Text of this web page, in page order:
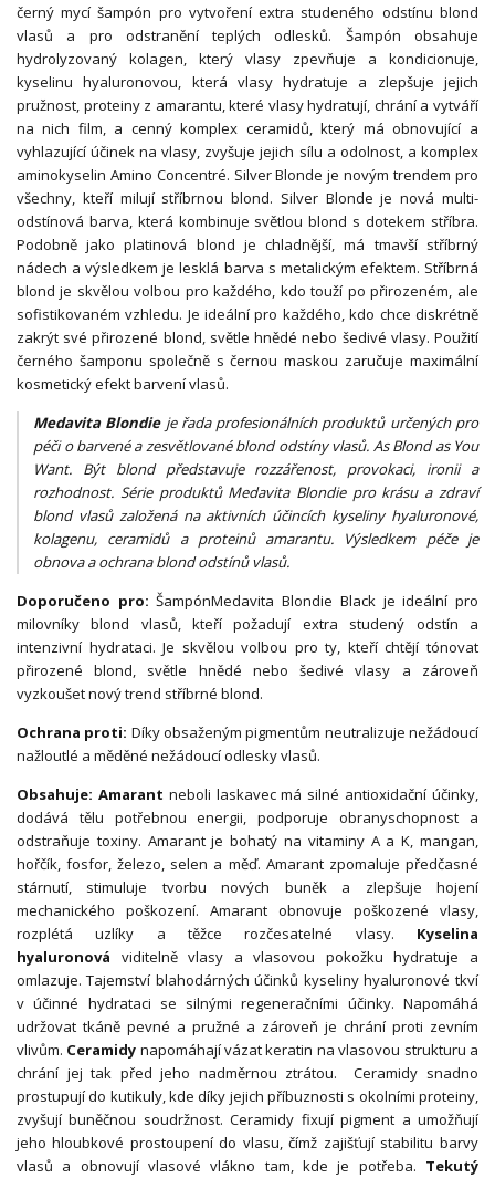
černý mycí šampón pro vytvoření extra studeného odstínu blond
vlasů a pro odstranění teplých odlesků. Šampón obsahuje
hydrolyzovaný kolagen, který vlasy zpevňuje a kondicionuje,
kyselinu hyaluronovou, která vlasy hydratuje a zlepšuje jejich
pružnost, proteiny z amarantu, které vlasy hydratují, chrání a vytváří
na nich film, a cenný komplex ceramidů, který má obnovující a
vyhlazující účinek na vlasy, zvyšuje jejich sílu a odolnost, a komplex
aminokyselin Amino Concentré. Silver Blonde je novým trendem pro
všechny, kteří milují stříbrnou blond. Silver Blonde je nová multi-
odstínová barva, která kombinuje světlou blond s dotekem stříbra.
Podobně jako platinová blond je chladnější, má tmavší stříbrný
nádech a výsledkem je lesklá barva s metalickým efektem. Stříbrná
blond je skvělou volbou pro každého, kdo touží po přirozeném, ale
sofistikovaném vzhledu. Je ideální pro každého, kdo chce diskrétně
zakrýt své přirozené blond, světle hnědé nebo šedivé vlasy. Použití
černého šamponu společně s černou maskou zaručuje maximální
kosmetický efekt barvení vlasů.
Medavita Blondieje řada profesionálních produktů určených pro
péči o barvené a zesvětlované blond odstíny vlasů. As Blond as You
Want. Být blond představuje rozzářenost, provokaci, ironii a
rozhodnost. Série produktů Medavita Blondie pro krásu a zdraví
blond vlasů založená na aktivních účincích kyseliny hyaluronové,
kolagenu, ceramidů a proteinů amarantu. Výsledkem péče je
obnova a ochrana blond odstínů vlasů.
Doporučeno pro:ŠampónMedavita Blondie Black je ideální pro
milovníky blond vlasů, kteří požadují extra studený odstín a
intenzivní hydrataci. Je skvělou volbou pro ty, kteří chtějí tónovat
přirozené blond, světle hnědé nebo šedivé vlasy a zároveň
vyzkoušet nový trend stříbrné blond.
Ochrana proti: Díky obsaženým pigmentům neutralizuje nežádoucí
nažloutlé a měděné nežádoucí odlesky vlasů.
Obsahuje: Amarant neboli laskavec má silné antioxidační účinky,
dodává tělu potřebnou energii, podporuje obranyschopnost a
odstraňuje toxiny. Amarant je bohatý na vitaminy A a K, mangan,
hořčík, fosfor, železo, selen a měď. Amarant zpomaluje předčasné
stárnutí, stimuluje tvorbu nových buněk a zlepšuje hojení
mechanického poškození. Amarant obnovuje poškozené vlasy,
rozplétá uzlíky a těžce rozčesatelné vlasy. Kyselina
hyaluronová viditelně vlasy a vlasovou pokožku hydratuje a
omlazuje. Tajemství blahodárných účinků kyseliny hyaluronové tkví
v účinné hydrataci se silnými regeneračními účinky. Napomáhá
udržovat tkáně pevné a pružné a zároveň je chrání proti zevním
vlivům. Ceramidy napomáhají vázat keratin na vlasovou strukturu a
chrání jej tak před jeho nadměrnou ztrátou. Ceramidy snadno
prostupují do kutikuly, kde díky jejich příbuznosti s okolními proteiny,
zvyšují buněčnou soudržnost. Ceramidy fixují pigment a umožňují
jeho hloubkové prostoupení do vlasu, čímž zajišťují stabilitu barvy
vlasů a obnovují vlasové vlákno tam, kde je potřeba. Tekutý